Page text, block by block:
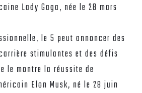
Lady Gaga, née le 28 mars
le 5 peut annoncer des
stimulantes et des défis
le montre la réussite de
Elon Musk, né le 28 juin